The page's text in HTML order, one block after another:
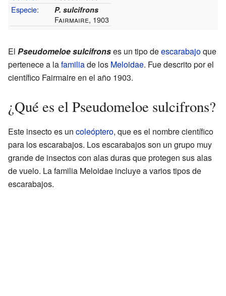
Especie: P. sulcifrons
Fairmaire, 1903
El Pseudomeloe sulcifronses un tipo deescarabajoque
pertenece a lafamiliade los Meloidae. Fue descrito por el
científico Fairmaire en el año 1903.
¿Qué es el Pseudomeloe sulcifrons?
Este insecto es un coleóptero, que es el nombre científico
para los escarabajos. Los escarabajos son un grupo muy
grande de insectos con alas duras que protegen sus alas
de vuelo. La familia Meloidae incluye a varios tipos de
escarabajos.